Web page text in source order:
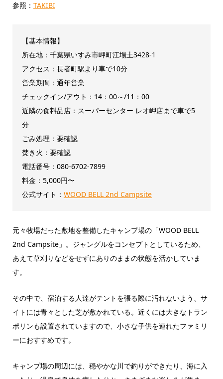
参照： TAKIBI
【基本情報】
所在地：千葉県いすみ市岬町江場土3428-1
アクセス：長者町駅より車で10分
営業期間：通年営業
チェックイン/アウト：14：00～/11：00
近隣の食料品店：スーパーセンター レオ岬店まで車で5
分
ごみ処理：要確認
焚き火：要確認
電話番号：080-6702-7899
料金：5,000円〜
公式サイト： WOOD BELL 2nd Campsite
元々牧場だった敷地を整備したキャンプ場の「WOOD BELL
2nd Campsite」。ジャングルをコンセプトとしているため、
あえて草刈りなどをせずにありのままの状態を活かしていま
す。
その中で、宿泊する人達がテントを張る際に汚れないよう、サ
イトには青々とした芝が敷かれている。近くには大きなトラン
ポリンも設置されていますので、小さな子供を連れたファミリ
ーにおすすめです。
キャンプ場の周辺には、穏やかな川で釣りができたり、海に入